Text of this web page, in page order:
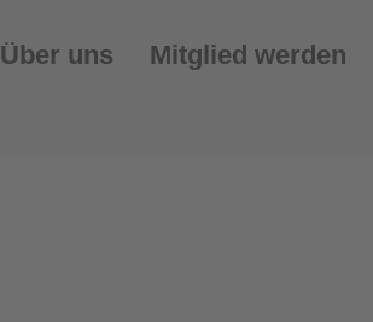
Über uns Mitglied werden